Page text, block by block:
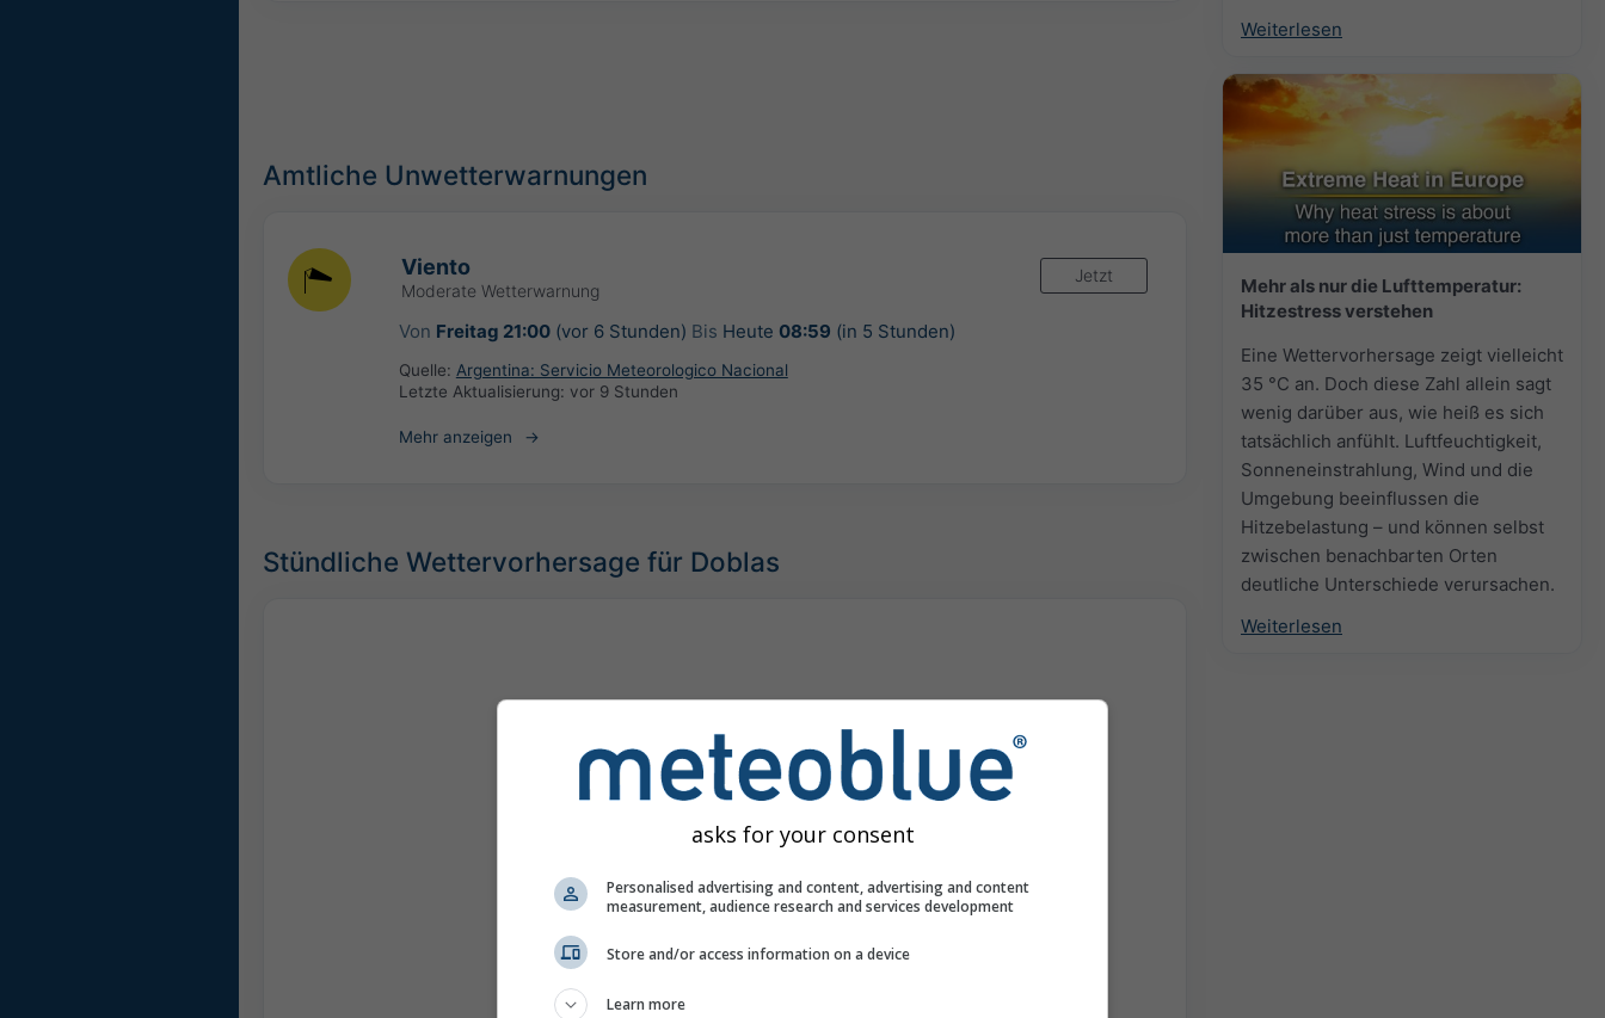
Weiterlesen
Mehr als nur die Lufttemperatur:
Hitzestress verstehen
Eine Wettervorhersage zeigt vielleicht
35 °C an. Doch diese Zahl allein sagt
wenig darüber aus, wie heiß es sich
tatsächlich anfühlt. Luftfeuchtigkeit,
Sonneneinstrahlung, Wind und die
Umgebung beeinflussen die
Hitzebelastung – und können selbst
zwischen benachbarten Orten
deutliche Unterschiede verursachen.
Weiterlesen
Amtliche Unwetterwarnungen
Viento
Moderate Wetterwarnung
Jetzt
Von Freitag 21:00(vor 6 Stunden) Bis Heute 08:59 (in 5 Stunden)
Quelle: Argentina: Servicio Meteorologico Nacional
Letzte Aktualisierung: vor 9 Stunden
Mehr anzeigen
Stündliche Wettervorhersage für Doblas
asks for your consent
Personalised advertising and content, advertising and content
measurement, audience research and services development
Store and/or access information on a device
Learn more